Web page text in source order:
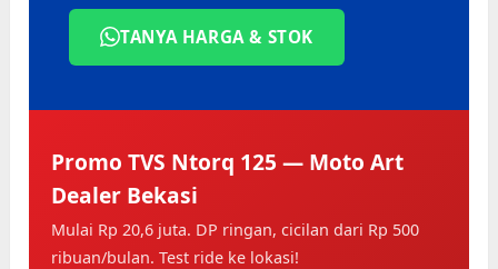
TANYA HARGA & STOK
Promo TVS Ntorq 125 — Moto Art
Dealer Bekasi
Mulai Rp 20,6 juta. DP ringan, cicilan dari Rp 500
ribuan/bulan. Test ride ke lokasi!